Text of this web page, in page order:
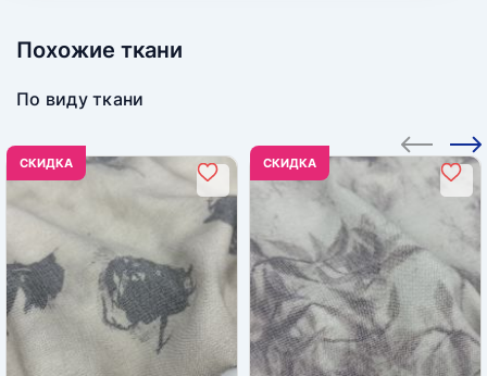
Похожие ткани
По виду ткани
CКИДКА CКИДКА